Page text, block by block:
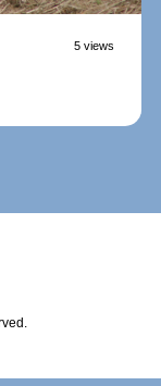
5 views